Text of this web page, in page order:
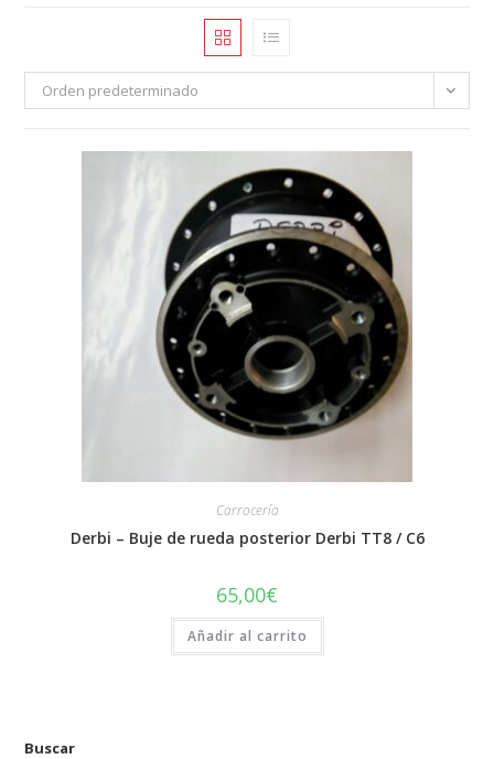
Orden predeterminado
Carrocería
Derbi – Buje de rueda posterior Derbi TT8 / C6
65,00€
Añadir al carrito
Buscar